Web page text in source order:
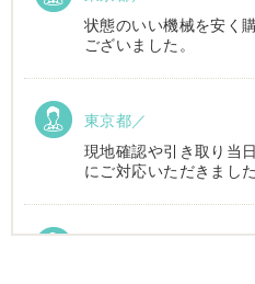
状態のいい機械を安く
ございました。
東京都／
現地確認や引き取り当
にご対応いただきました